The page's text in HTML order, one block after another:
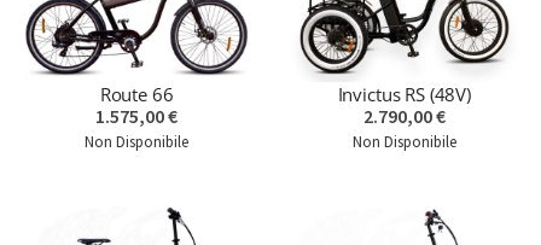
Route 66
1.575,00 €
Non Disponibile
Invictus RS (48V)
2.790,00 €
Non Disponibile